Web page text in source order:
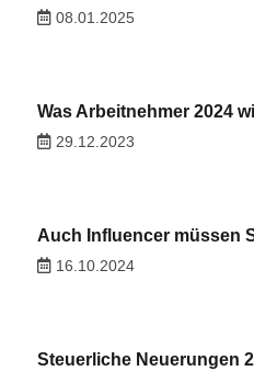
08.01.2025
Was Arbeitnehmer 2024
29.12.2023
Auch Influencer müssen
16.10.2024
Steuerliche Neuerungen